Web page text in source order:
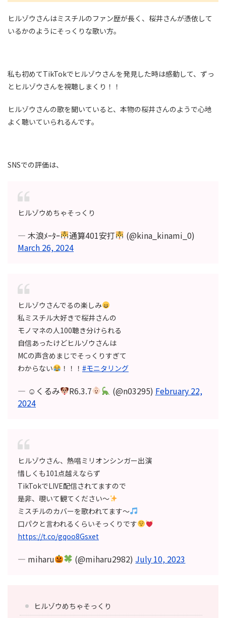
ヒルゾウさんはミスチルのファン歴が長く、桜井さんが憑依して
いるかのようにそっくりな歌い方。
私も初めてTikTokでヒルゾウさんを発見した時は感動して、ずっ
とヒルゾウさんを視聴しまくり！！
ヒルゾウさんの歌を聞いていると、本物の桜井さんのようで心地
よく聴いていられるんです。
SNSでの評価は、
ヒルゾウめちゃそっくり
— 木浪ﾒｰﾀｰ 通算401安打
(@kina_kinami_0)
March 26, 2024
ヒルゾウさんでるの楽しみ
私ミスチル大好きで桜井さんの
モノマネの人100聴き分けられる
自信あったけどヒルゾウさんは
MCの声含めまじでそっくりすぎて
わからない
！！！ #モニタリング
— ☺︎くるみ R6.3.7 (@n03295) February 22,
2024
ヒルゾウさん、熱唱ミリオンシンガー出演
惜しくも101点越えならず
TikTokでLIVE配信されてますので
是非、覗いて観てください～
ミスチルのカバーを歌われてます～
口パクと言われるくらいそっくりです
https://t.co/gqoo8Gsxet
— miharu (@miharu2982) July 10, 2023
ヒルゾウめちゃそっくり